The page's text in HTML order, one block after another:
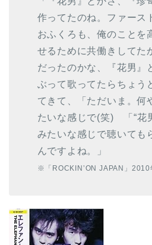
作ってたのね。ファース
おふくろも、俺のことを
せるために共働きしてた
だったのかな、『花男』
ぶって歌ってたらちょう
てきて、「ただいま。何
たいな感じで(笑) 「“花
みたいな感じで聴いても
んですよね。」
※「ROCKIN’ON JAPAN」2010